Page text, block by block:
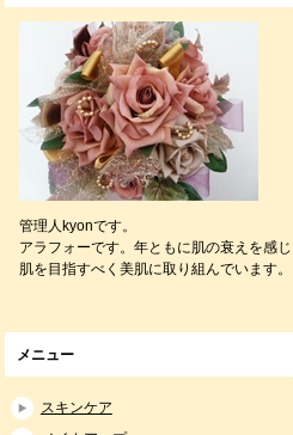
管理人kyonです。
アラフォーです。年ともに肌の衰えを感
肌を目指すべく美肌に取り組んでいます。
メニュー
スキンケア